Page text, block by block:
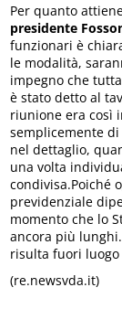
Per quanto
presidente
funzionari è
le modalità,
impegno che
è stato detto al
riunione era così
semplicemente
nel dettaglio,
una volta
condivisa.Poiché
previdenziale
momento che lo
ancora più
risulta fuori
(re.newsvda.it)